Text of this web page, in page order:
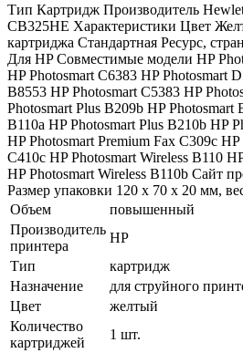
Тип Картридж Производитель
CB325HE Характеристики Цвет
картриджа Стандартная Ресурс,
Для HP Совместимые модели HP
HP Photosmart C6383 HP Photosmart
B8553 HP Photosmart C5383 HP
Photosmart Plus B209b HP Photosmart
B110a HP Photosmart Plus B210b HP
HP Photosmart Premium Fax C309c
C410c HP Photosmart Wireless B110
HP Photosmart Wireless B110b Сайт
Размер упаковки 120 x 70 x 20 мм,
Объем
повышенный
Производитель
принтера
HP
Тип
картридж
Назначение
для струйного
Цвет
желтый
Количество
картриджей
1 шт.